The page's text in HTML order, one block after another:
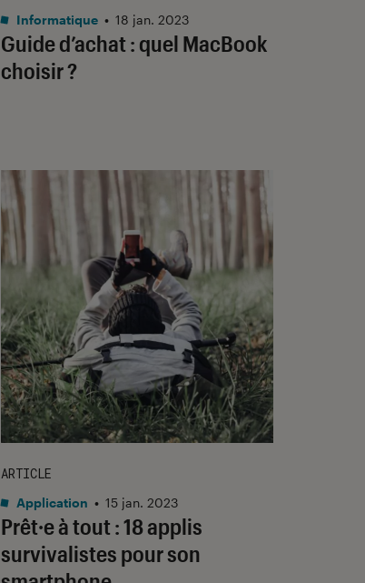
Guide d’achat : quel MacBook
choisir ?
Informatique • 18 jan. 2023
Prêt·e à tout : 18 applis
survivalistes pour son
ARTICLE
Application • 15 jan. 2023